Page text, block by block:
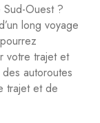
Ouest ?
long voyage
votre trajet et
autoroutes
trajet et de